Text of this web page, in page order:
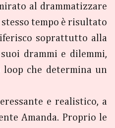
al drammatizzare
tempo è risultato
soprattutto alla
drammi e dilemmi,
che determina un
e realistico, a
Amanda. Proprio le